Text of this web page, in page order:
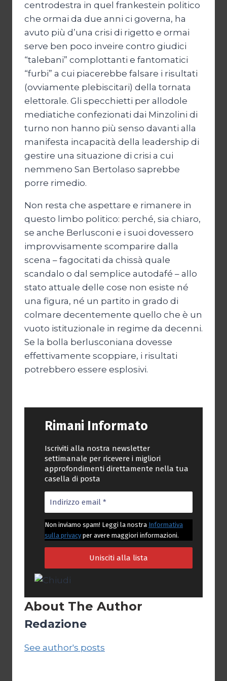
centrodestra in quel frankestein politico
che ormai da due anni ci governa, ha
avuto più d’una crisi di rigetto e ormai
serve ben poco inveire contro giudici
“talebani” complottanti e fantomatici
“furbi” a cui piacerebbe falsare i risultati
(ovviamente plebiscitari) della tornata
elettorale. Gli specchietti per allodole
mediatiche confezionati dai Minzolini di
turno non hanno più senso davanti alla
manifesta incapacità della leadership di
gestire una situazione di crisi a cui
nemmeno San Bertolaso saprebbe
porre rimedio.
Non resta che aspettare e rimanere in
questo limbo politico: perché, sia chiaro,
se anche Berlusconi e i suoi dovessero
improvvisamente scomparire dalla
scena – fagocitati da chissà quale
scandalo o dal semplice autodafé – allo
stato attuale delle cose non esiste né
una figura, né un partito in grado di
colmare decentemente quello che è un
vuoto istituzionale in regime da decenni.
Se la bolla berlusconiana dovesse
effettivamente scoppiare, i risultati
potrebbero essere esplosivi.
Rimani Informato
Iscriviti alla nostra newsletter
settimanale per ricevere i migliori
approfondimenti direttamente nella tua
casella di posta
Non inviamo spam! Leggi la nostra Informativa
sulla privacy per avere maggiori informazioni.
About The Author
Redazione
See author's posts